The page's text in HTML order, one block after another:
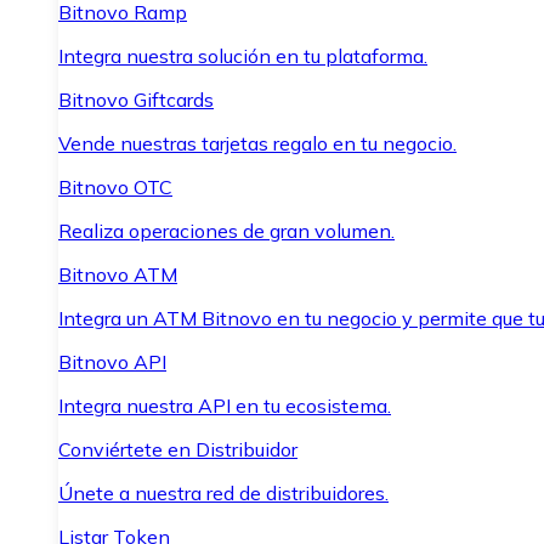
Bitnovo Ramp
Integra nuestra solución en tu plataforma.
Bitnovo Giftcards
Vende nuestras tarjetas regalo en tu negocio.
Bitnovo OTC
Realiza operaciones de gran volumen.
Bitnovo ATM
Integra un ATM Bitnovo en tu negocio y permite que
Bitnovo API
Integra nuestra API en tu ecosistema.
Conviértete en Distribuidor
Únete a nuestra red de distribuidores.
Listar Token